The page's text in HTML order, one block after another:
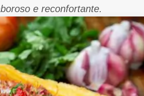
e reconfortante.